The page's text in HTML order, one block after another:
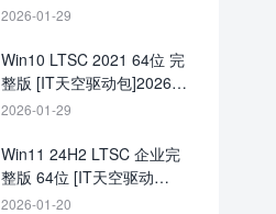
2026-01-29
Win10 LTSC 2021 64位 完
整版 [IT天空驱动包]2026年
1月
2026-01-29
Win11 24H2 LTSC 企业完
整版 64位 [IT天空驱动
包]2026年1月
2026-01-20